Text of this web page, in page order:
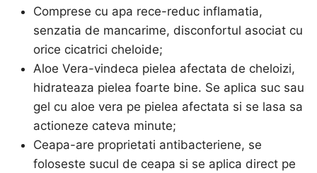
Comprese cu apa rece-reduc inflamatia,
senzatia de mancarime, disconfortul asociat cu
orice cicatrici cheloide;
Aloe Vera-vindeca pielea afectata de cheloizi,
hidrateaza pielea foarte bine. Se aplica suc sau
gel cu aloe vera pe pielea afectata si se lasa sa
actioneze cateva minute;
Ceapa-are proprietati antibacteriene, se
foloseste sucul de ceapa si se aplica direct pe